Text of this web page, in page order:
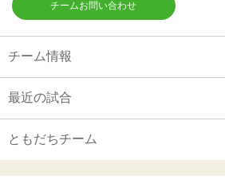
チームお問い合わせ
チーム情報
最近の試合
ともだちチーム